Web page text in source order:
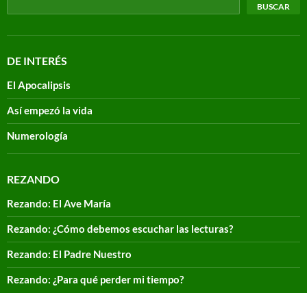
BUSCAR
DE INTERÉS
El Apocalipsis
Así empezó la vida
Numerología
REZANDO
Rezando: El Ave María
Rezando: ¿Cómo debemos escuchar las lecturas?
Rezando: El Padre Nuestro
Rezando: ¿Para qué perder mi tiempo?